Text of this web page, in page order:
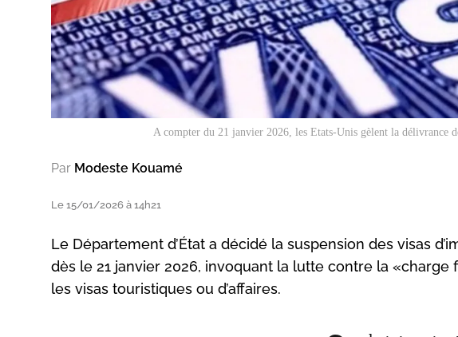
A compter du 21 janvier 2026, les Etats-Unis gèlent la délivrance
Par Modeste Kouamé
Le 15/01/2026 à 14h21
Le Département d’État a décidé la suspension des visas
dès le 21 janvier 2026, invoquant la lutte contre la «charge
les visas touristiques ou d’affaires.